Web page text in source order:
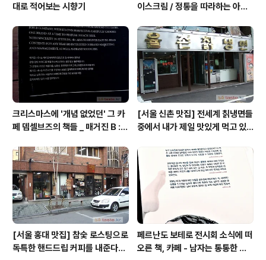
대로 적어보는 시향기
이스크림 / 정통을 따라하는 아류
스크림
크리스마스에 '개념 없었던' 그 카
페 뎀셀브즈의 책들 _ 매거진 B :
커피
[서울 신촌 맛집] 전세계 칡냉면들
중에서 내가 제일 맛있게 먹고 있
[서울 홍대 맛집] 참숯 로스팅으로
독특한 핸드드립 커피를 내준다는
페르난도 보테로 전시회 소식에 떠
오른 책, 카페 - 남자는 통통한 여